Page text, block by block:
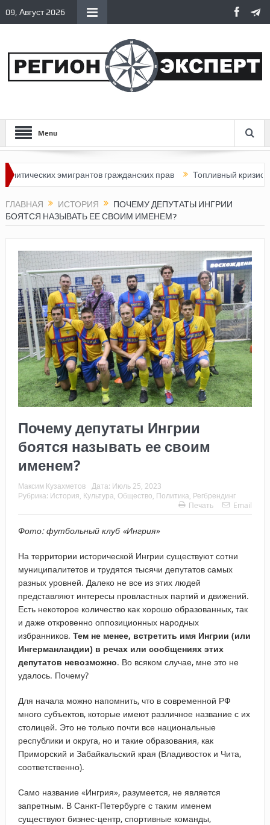
09, Август 2026
Menu
эмигрантов гражданских прав Топливный кризис в
ГЛАВНАЯ ИСТОРИЯ
ПОЧЕМУ ДЕПУТАТЫ ИНГРИИ
БОЯТСЯ НАЗЫВАТЬ ЕЕ СВОИМ ИМЕНЕМ?
Почему депутаты Ингрии
боятся называть ее своим
именем?
Максим Кузахметов Дата: Июль 25, 2023
Рубрика: История Культура Общество Политика Регбрендинг
Печать
Email
Фото: футбольный клуб «Ингрия»
На территории исторической Ингрии существуют сотни
муниципалитетов и трудятся тысячи депутатов самых
разных уровней. Далеко не все из этих людей
представляют интересы провластных партий и движений.
Есть некоторое количество как хорошо образованных, так
и даже откровенно оппозиционных народных
избранников. Тем не менее, встретить имя Ингрии (или
Ингерманландии) в речах или сообщениях этих
депутатов невозможно. Во всяком случае, мне это не
удалось. Почему?
Для начала можно напомнить, что в современной РФ
много субъектов, которые имеют различное название с их
столицей. Это не только почти все национальные
республики и округа, но и такие образования, как
Приморский и Забайкальский края (Владивосток и Чита,
соответственно).
Само название «Ингрия», разумеется, не является
запретным. В Санкт-Петербурге с таким именем
существуют бизнес-центр, спортивные команды,